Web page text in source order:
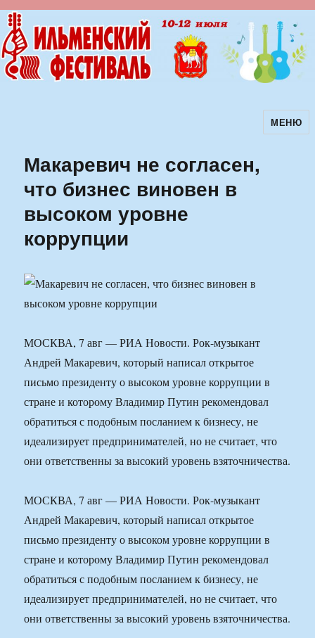
Ильменский фестиваль авторскойМЕНЮ
Макаревич не согласен,
что бизнес виновен в
высоком уровне
коррупции
МОСКВА, 7 авг — РИА Новости. Рок-музыкант
Андрей Макаревич, который написал открытое
письмо президенту о высоком уровне коррупции в
стране и которому Владимир Путин рекомендовал
обратиться с подобным посланием к бизнесу, не
идеализирует предпринимателей, но не считает, что
они ответственны за высокий уровень взяточничества.
МОСКВА, 7 авг — РИА Новости. Рок-музыкант
Андрей Макаревич, который написал открытое
письмо президенту о высоком уровне коррупции в
стране и которому Владимир Путин рекомендовал
обратиться с подобным посланием к бизнесу, не
идеализирует предпринимателей, но не считает, что
они ответственны за высокий уровень взяточничества.